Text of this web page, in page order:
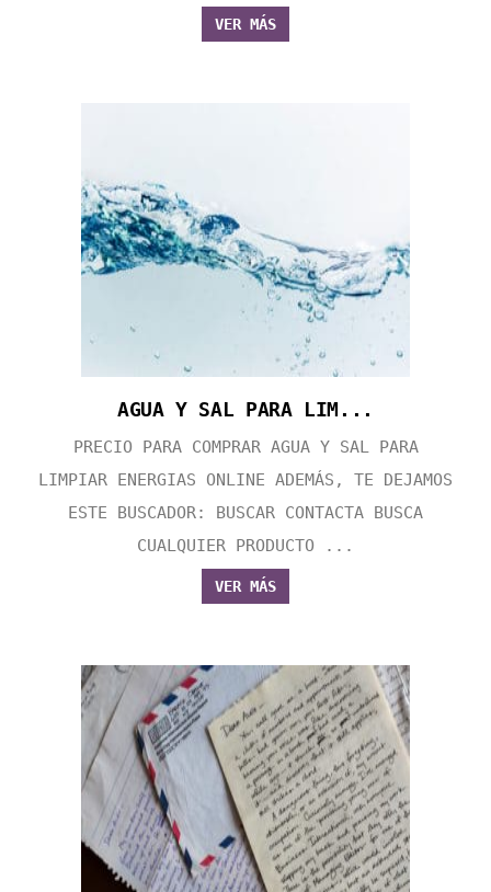
VER MÁS
AGUA Y SAL PARA LIM...
PRECIO PARA COMPRAR AGUA Y SAL PARA
LIMPIAR ENERGIAS ONLINE ADEMÁS, TE DEJAMOS
ESTE BUSCADOR: BUSCAR CONTACTA BUSCA
CUALQUIER PRODUCTO ...
VER MÁS